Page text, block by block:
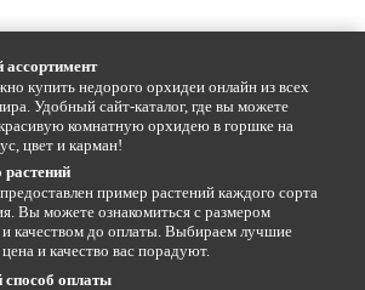
купить недорого орхидеи онлайн из всех
Удобный сайт-каталог, где вы можете
комнатную орхидею в горшке на
цвет и карман!
растений
пример растений каждого сорта
Вы можете ознакомиться с размером
и качеством до оплаты. Выбираем лучшие
и качество вас порадуют.
оплаты